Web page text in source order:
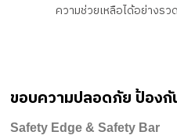
ความช่วยเหลือได้อย่างรว
ขอบความปลอดภัย ป้อง
Safety Edge & Safety Bar